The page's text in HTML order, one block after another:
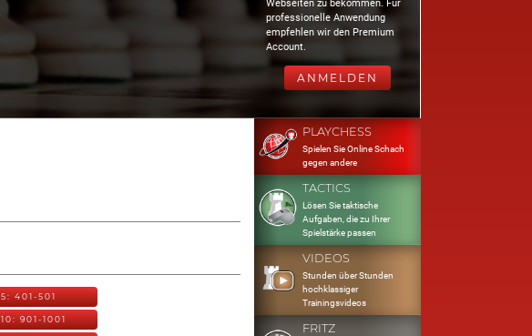
Webseiten zu bekommen. Für
professionelle Anwendung
empfehlen wir den Premium
Account.
ANMELDEN
5: 401-501
10: 901-1001
PLAYCHESS
Spielen Sie Online Schach
gegen andere
TACTICS
Lösen Sie taktische
Aufgaben, die zu Ihrer
Spielstärke passen
VIDEOS
Stunden über Stunden
hochklassiger
Trainingsvideos
FRITZ